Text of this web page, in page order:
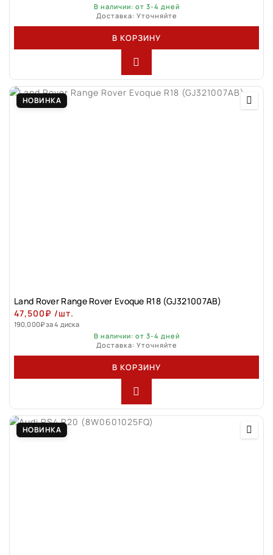
В наличии: от 3-4 дней
Доставка: Уточняйте
В КОРЗИНУ
НОВИНКА
Land Rovеr Rаngе Rоver Evоque R18 (GJ321007АВ)
47,500₽ /шт.
190,000₽за 4 диска
В наличии: от 3-4 дней
Доставка: Уточняйте
В КОРЗИНУ
НОВИНКА